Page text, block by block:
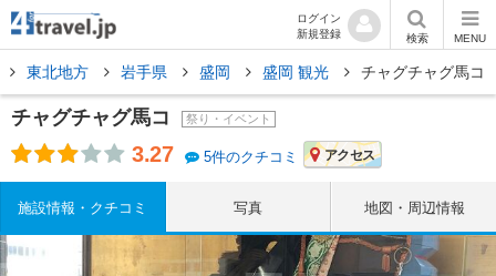
ログイン
新規登録
検索 MENU
東北地方 岩手県 盛岡 盛岡 観光 チャグチャグ馬コ
チャグチャグ馬コ 祭り・イベント
3.27 5件のクチコミ アクセス
施設情報・クチコミ 写真 地図・周辺情報